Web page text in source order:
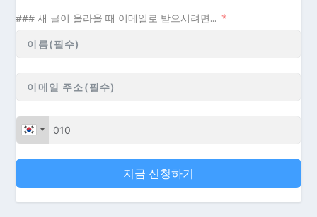
### 새 글이 올라올 때 이메일로 받으시려면...
지금 신청하기